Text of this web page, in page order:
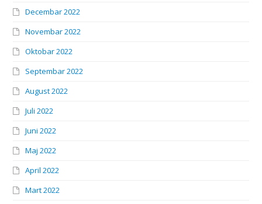
Decembar 2022
Novembar 2022
Oktobar 2022
Septembar 2022
August 2022
Juli 2022
Juni 2022
Maj 2022
April 2022
Mart 2022